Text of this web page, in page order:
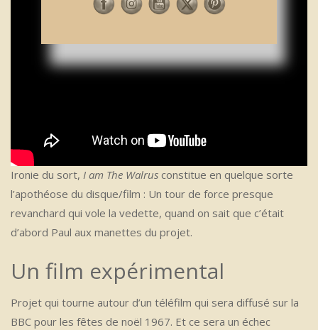
Ironie du sort, I am The Walrus constitue en quelque sorte
l’apothéose du disque/film : Un tour de force presque
revanchard qui vole la vedette, quand on sait que c’était
d’abord Paul aux manettes du projet.
Un film expérimental
Projet qui tourne autour d’un téléfilm qui sera diffusé sur la
BBC pour les fêtes de noël 1967. Et ce sera un échec